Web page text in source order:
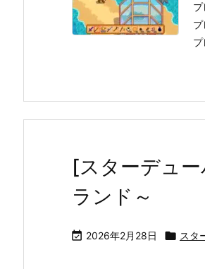
[スターデュ
ランド～
 2026年2月28日  スタ